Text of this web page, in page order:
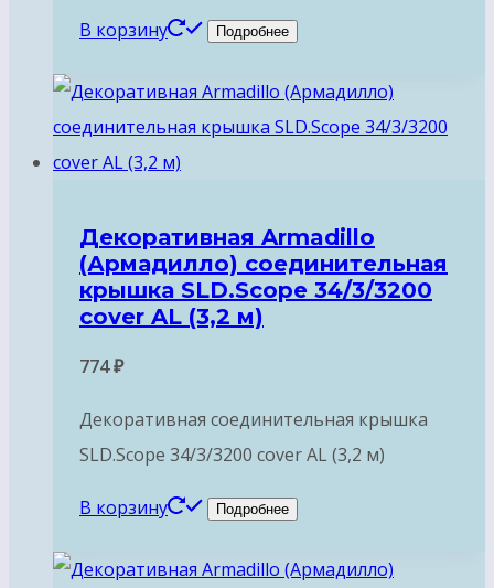
В корзину Подробнее
Декоративная Armadillo
(Армадилло) соединительная
крышка SLD.Scope 34/3/3200
cover AL (3,2 м)
774₽
Декоративная соединительная крышка
SLD.Scope 34/3/3200 cover AL (3,2 м)
В корзину Подробнее